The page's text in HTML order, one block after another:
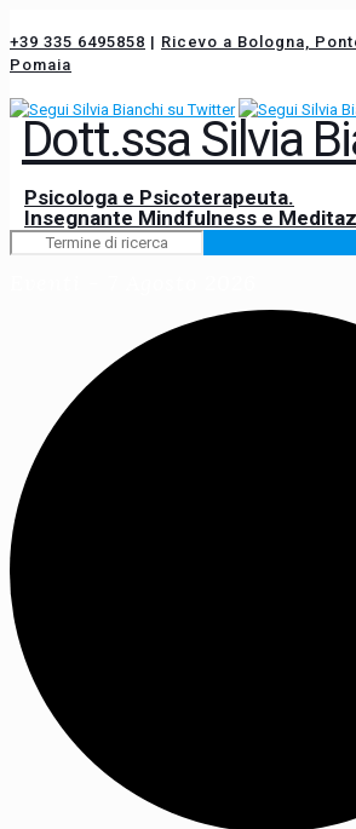
+39 335 6495858 | Ricevo a Bologna,
Pomaia
Dott.ssa Silvia
Psicologa e Psicoterapeuta.
Insegnante Mindfulness e